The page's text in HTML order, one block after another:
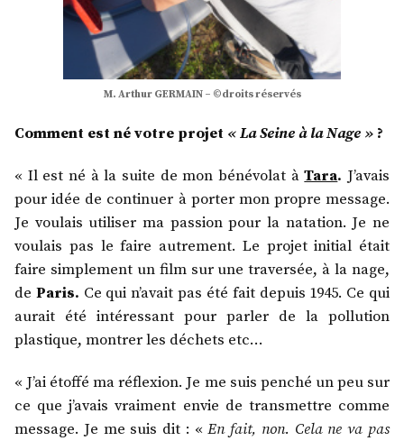
M. Arthur GERMAIN – ©droits réservés
Comment est né votre projet « La Seine à la Nage » ?
« Il est né à la suite de mon bénévolat àTara. J’avais
pour idée de continuer à porter mon propre message.
Je voulais utiliser ma passion pour la natation. Je ne
voulais pas le faire autrement. Le projet initial était
faire simplement un film sur une traversée, à la nage,
de Paris. Ce qui n’avait pas été fait depuis 1945. Ce qui
aurait été intéressant pour parler de la pollution
plastique, montrer les déchets etc…
« J’ai étoffé ma réflexion. Je me suis penché un peu sur
ce que j’avais vraiment envie de transmettre comme
message. Je me suis dit : «En fait, non. Cela ne va pas